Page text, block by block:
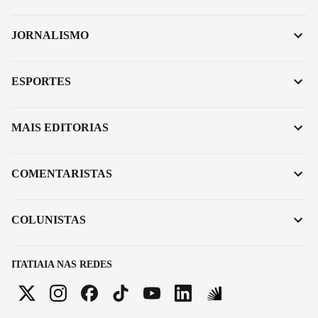
ITATIAIA NAS REDES
JORNALISMO
ESPORTES
MAIS EDITORIAS
COMENTARISTAS
COLUNISTAS